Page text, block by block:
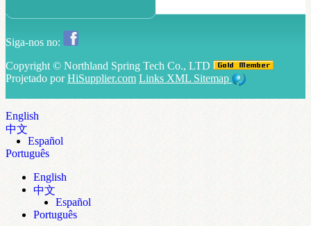
Siga-nos no:
Copyright © Northland Spring Tech Co., LTD
Projetado porHiSupplier.com Links XML Sitemap
English
中文
Español
Português
English
中文
Español
Português